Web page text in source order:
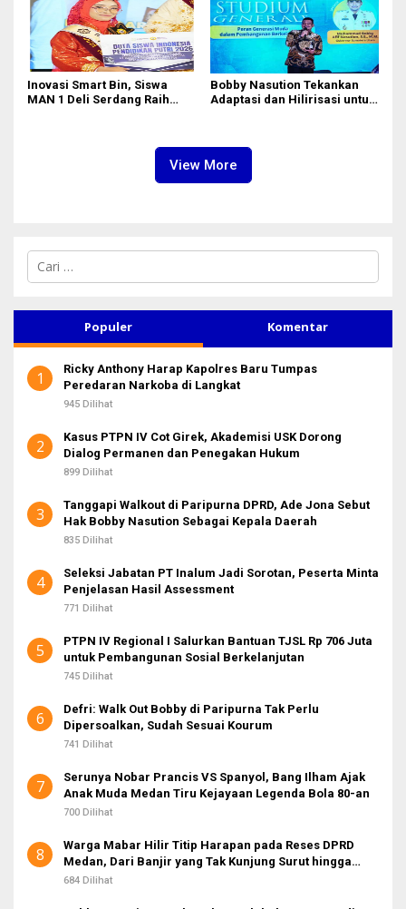
Inovasi Smart Bin, Siswa
MAN 1 Deli Serdang Raih
Bobby Nasution Tekankan
Adaptasi dan Hilirisasi untuk
View More
C
i
n
u
k
Populer Komentar
1
Ricky Anthony Harap Kapolres Baru Tumpas
Peredaran Narkoba di Langkat
945 Dilihat
2
Kasus PTPN IV Cot Girek, Akademisi USK Dorong
Dialog Permanen dan Penegakan Hukum
899 Dilihat
3
Tanggapi Walkout di Paripurna DPRD, Ade Jona Sebut
Hak Bobby Nasution Sebagai Kepala Daerah
835 Dilihat
4
Seleksi Jabatan PT Inalum Jadi Sorotan, Peserta Minta
Penjelasan Hasil Assessment
771 Dilihat
5
PTPN IV Regional I Salurkan Bantuan TJSL Rp 706 Juta
untuk Pembangunan Sosial Berkelanjutan
745 Dilihat
6
Defri: Walk Out Bobby di Paripurna Tak Perlu
Dipersoalkan, Sudah Sesuai Kourum
741 Dilihat
7
Serunya Nobar Prancis VS Spanyol, Bang Ilham Ajak
Anak Muda Medan Tiru Kejayaan Legenda Bola 80-an
700 Dilihat
8
Warga Mabar Hilir Titip Harapan pada Reses DPRD
Medan, Dari Banjir yang Tak Kunjung Surut hingga
Layanan IKD
684 Dilihat